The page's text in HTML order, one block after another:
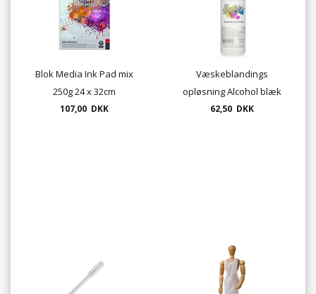
Blok Media Ink Pad mix
250g 24 x 32cm
107,00 DKK
Væskeblandings
opløsning Alcohol blæk
100ml. OCTOPUS
62,50 DKK